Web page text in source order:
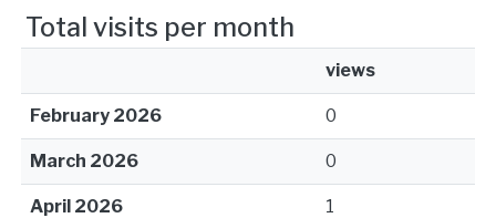
Total visits per month
views
February 2026 0
March 2026 0
April 2026 1